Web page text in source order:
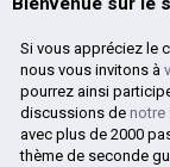
Si vous appréciez le
nous vous invitons à
pourrez ainsi
discussions de notre
avec plus de 2000
thème de seconde